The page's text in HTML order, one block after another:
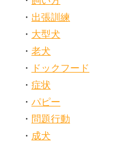
出張訓練
大型犬
老犬
ドックフード
症状
パピー
問題行動
成犬